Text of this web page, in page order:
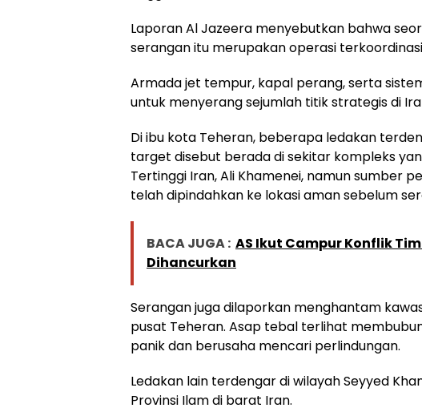
Laporan Al Jazeera menyebutkan bahwa
serangan itu merupakan operasi
Armada jet tempur, kapal perang, serta
untuk menyerang sejumlah titik strategis di
Di ibu kota Teheran, beberapa ledakan
target disebut berada di sekitar kompleks
Tertinggi Iran, Ali Khamenei, namun sumber
telah dipindahkan ke lokasi aman sebelum
BACA JUGA : AS Ikut Campur Konflik
Dihancurkan
Serangan juga dilaporkan menghantam
pusat Teheran. Asap tebal terlihat
panik dan berusaha mencari perlindungan.
Ledakan lain terdengar di wilayah Seyyed
Provinsi Ilam di barat Iran.